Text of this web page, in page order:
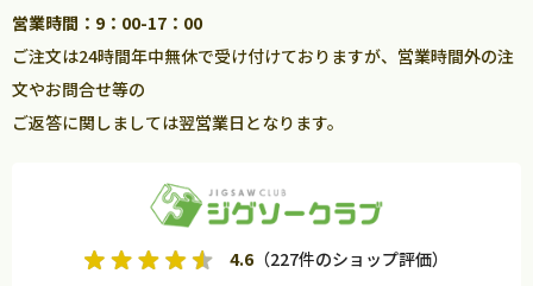
営業時間：9：00-17：00
ご注文は24時間年中無休で受け付けておりますが、営業時間外の注
文やお問合せ等の
ご返答に関しましては翌営業日となります。
4.6 （227件のショップ評価）